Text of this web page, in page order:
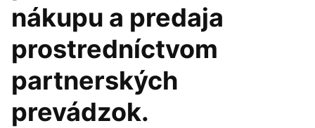
nákupu a predaja
prostredníctvom
partnerských
prevádzok.